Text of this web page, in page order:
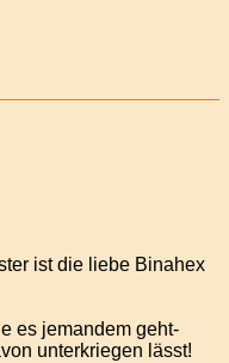
ist die liebe Binahex
es jemandem geht-
unterkriegen lässt!